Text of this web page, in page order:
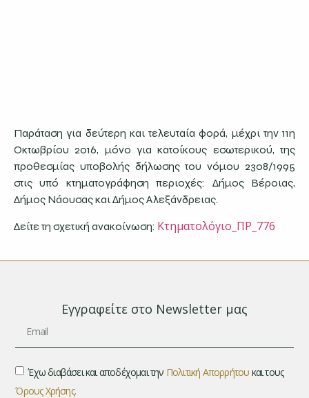
Παράταση για δεύτερη και τελευταία φορά, μέχρι την 11η
Οκτωβρίου 2016, μόνο για κατοίκους εσωτερικού, της
προθεσμίας υποβολής δήλωσης του νόμου 2308/1995
στις υπό κτηματογράφηση περιοχές: Δήμος Βέροιας,
Δήμος Νάουσας και Δήμος Αλεξάνδρειας.
Δείτε τη σχετική ανακοίνωση: Κτηματολόγιο_ΠΡ_776
Εγγραφείτε στο Newsletter μας
Έχω διαβάσει και αποδέχομαι την Πολιτική Απορρήτου και τους
Όρους Χρήσης.